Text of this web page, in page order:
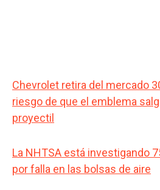
Chevrolet retira del mercado
riesgo de que el emblema
proyectil
La NHTSA está investigando
por falla en las bolsas de aire